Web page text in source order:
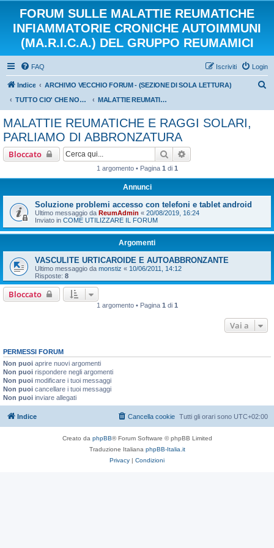
FORUM SULLE MALATTIE REUMATICHE
INFIAMMATORIE CRONICHE AUTOIMMUNI
(MA.R.I.C.A.) DEL GRUPPO REUMAMICI
FAQ Login
Iscriviti
Indice
ARCHIVIO VECCHIO FORUM - (SEZIONE DI SOLA LETTURA)
TUTTO CIO' CHE NON VOGLIAMO DIMENTICARE DEL NOSTRO CARO VECCHIO FORUM
MALATTIE REUMATICHE E RAGGI SOLARI, PARLIAMO DI ABBRONZATURA
MALATTIE REUMATICHE E RAGGI SOLARI,
PARLIAMO DI ABBRONZATURA
Bloccato Cerca
1 argomento • Pagina 1 di 1
Annunci
Soluzione problemi accesso con telefoni e tablet android
Ultimo messaggio da ReumAdmin « 20/08/2019, 16:24
Inviato in COME UTILIZZARE IL FORUM
Argomenti
VASCULITE URTICAROIDE E AUTOABBRONZANTE
Ultimo messaggio da monstiz « 10/06/2011, 14:12
Risposte: 8
Bloccato
1 argomento • Pagina 1 di 1
Vai a
PERMESSI FORUM
Non puoi aprire nuovi argomenti
Non puoi rispondere negli argomenti
Non puoi modificare i tuoi messaggi
Non puoi cancellare i tuoi messaggi
Non puoi inviare allegati
Indice Tutti gli orari sono UTC+02:00
Cancella cookie
Creato da phpBB® Forum Software © phpBB Limited
Traduzione Italiana phpBB-Italia.it
Privacy | Condizioni